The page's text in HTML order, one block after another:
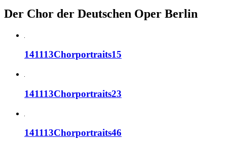
Der Chor der Deutschen Oper Berlin
141113Chorportraits15
141113Chorportraits23
141113Chorportraits46